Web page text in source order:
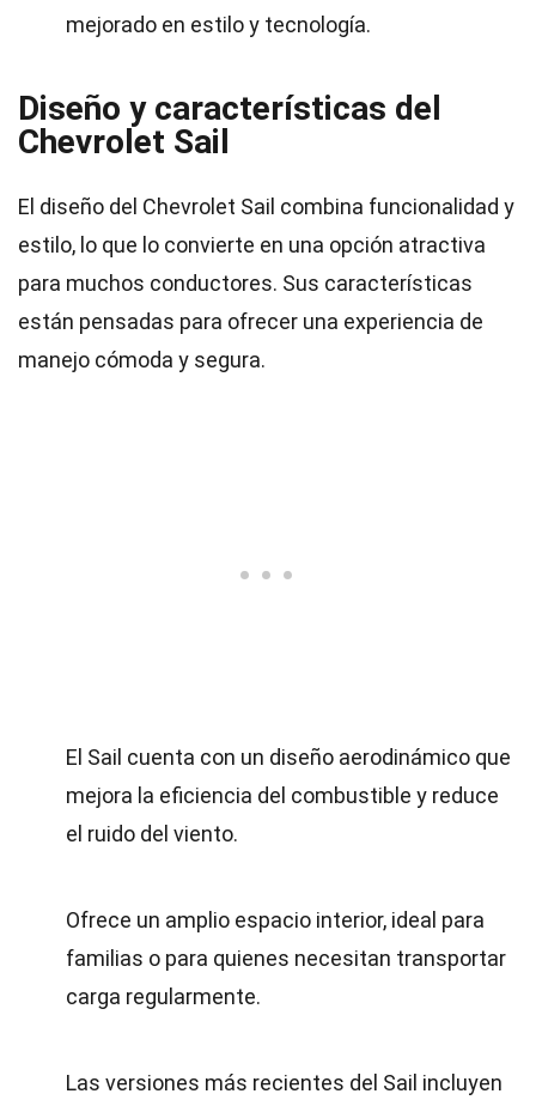
mejorado en estilo y tecnología.
Diseño y características del
Chevrolet Sail
El diseño del Chevrolet Sail combina funcionalidad y
estilo, lo que lo convierte en una opción atractiva
para muchos conductores. Sus características
están pensadas para ofrecer una experiencia de
manejo cómoda y segura.
El Sail cuenta con un diseño aerodinámico que
mejora la eficiencia del combustible y reduce
el ruido del viento.
Ofrece un amplio espacio interior, ideal para
familias o para quienes necesitan transportar
carga regularmente.
Las versiones más recientes del Sail incluyen